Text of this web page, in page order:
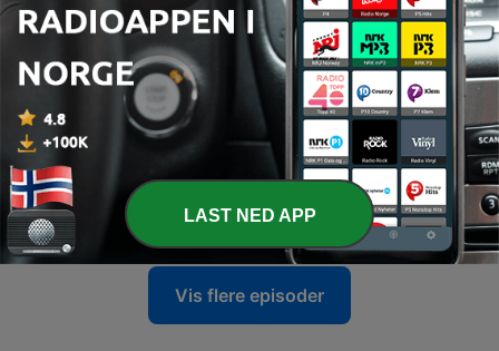
نود و دو - سریال لوفت‌هانزا قسمت دوم؛ اومرتا
24 aug. 2025
116 - نود و یک - سریال لوفت‌هانزا قسمت اول؛ دستگرمی
17 aug. 2025
115 - اپیزود نود - حسین یزدی
06 apr. 2025
Vis flere episoder
LAST NED APP